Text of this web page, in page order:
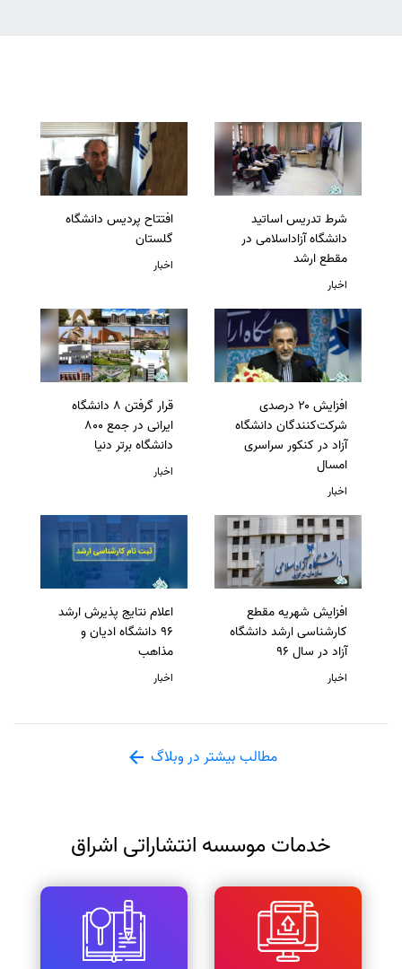
شرط تدریس اساتید
دانشگاه آزاداسلامی در
مقطع ارشد
اخبار
افتتاح پردیس دانشگاه
گلستان
اخبار
افزایش ۲۰ درصدی
شرکت‌کنندگان دانشگاه
آزاد در کنکور سراسری
امسال
اخبار
قرار گرفتن 8 دانشگاه
ایرانی در جمع 800
دانشگاه برتر دنیا
اخبار
افزایش شهریه مقطع
کارشناسی ارشد دانشگاه
آزاد در سال 96
اخبار
اعلام نتایج پذیرش ارشد
96 دانشگاه ادیان و
مذاهب
اخبار
مطالب بیشتر در وبلاگ
خدمات موسسه انتشاراتی اشراق